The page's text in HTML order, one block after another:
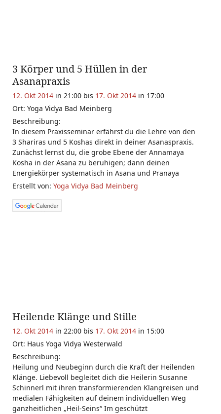
3 Körper und 5 Hüllen in der
Asanapraxis
12. Okt 2014 in 21:00 bis 17. Okt 2014 in 17:00
Ort: Yoga Vidya Bad Meinberg
Beschreibung:
In diesem Praxisseminar erfährst du die Lehre von den
3 Shariras und 5 Koshas direkt in deiner Asanaspraxis.
Zunächst lernst du, die grobe Ebene der Annamaya
Kosha in der Asana zu beruhigen; dann deinen
Energiekörper systematisch in Asana und Pranaya
Erstellt von: Yoga Vidya Bad Meinberg
Heilende Klänge und Stille
12. Okt 2014 in 22:00 bis 17. Okt 2014 in 15:00
Ort: Haus Yoga Vidya Westerwald
Beschreibung:
Heilung und Neubeginn durch die Kraft der Heilenden
Klänge. Liebevoll begleitet dich die Heilerin Susanne
Schinnerl mit ihren transformierenden Klangreisen und
medialen Fähigkeiten auf deinem individuellen Weg
ganzheitlichen „Heil-Seins“ Im geschützt